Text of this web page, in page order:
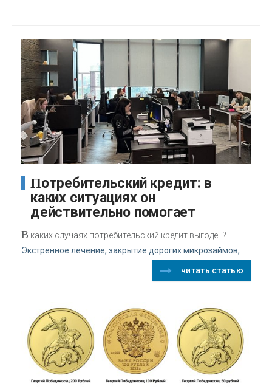
Потребительский кредит: в
каких ситуациях он
действительно помогает
В каких случаях потребительский кредит выгоден?
Экстренное лечение, закрытие дорогих микрозаймов,
читать статью